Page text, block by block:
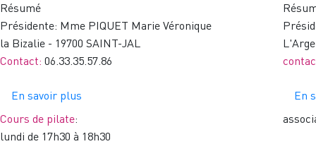
Résumé
Présidente: Mme PIQUET Marie Véronique
la Bizalie - 19700 SAINT-JAL
Contact: 06.33.35.57.86
En savoir plus
À
Cours de pilate:
lundi de 17h30 à 18h30
En